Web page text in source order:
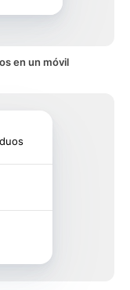
en un móvil